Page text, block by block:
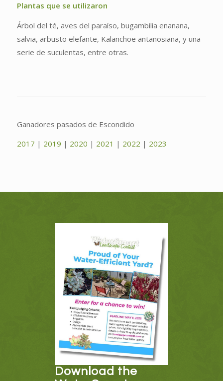
Plantas que se utilizaron
Árbol del té, aves del paraíso, bugambilia enanana,
salvia, arbusto elefante, Kalanchoe antanosiana, y una
serie de suculentas, entre otras.
Ganadores pasados de Escondido
2017 | 2019 | 2020 | 2021 | 2022 | 2023
Download the